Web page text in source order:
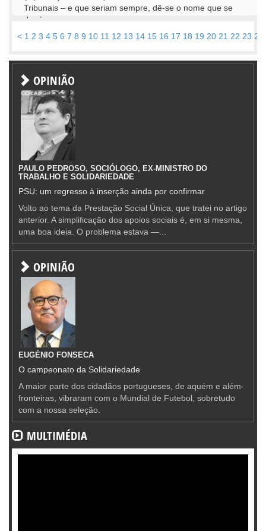
Tribunais – e que seriam sempre, dê-se o nome que se
der à...
< 1 2 3 4 5 6 7 8 9 10 11 12 13 14 15 16 17 18 19 20 21 22 23 24
OPINIÃO
PAULO PEDROSO, SOCIÓLOGO, EX-MINISTRO DO
TRABALHO E SOLIDARIEDADE
PSU: um regresso à inserção ainda por confirmar
Volto ao tema da Prestação Social Única, que tratei no artigo
anterior. A simplificação dos apoios sociais é, em si mesma,
uma boa ideia. O problema estava —...
OPINIÃO
EUGÉNIO FONSECA
O campeonato da Solidariedade
A maior parte dos cidadãos portugueses, de aquém e além-
fronteiras, vibraram com o Mundial de Futebol, sobretudo
com a nossa seleção.
MULTIMÉDIA